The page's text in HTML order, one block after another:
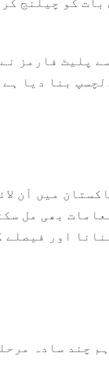
بنا دیا
میں آن
بھی مل
اور
چند سادہ